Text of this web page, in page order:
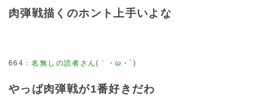
肉弾戦描くのホント上手いよな
664 ：名無しの読者さん(｀・ω・´)
やっぱ肉弾戦が1番好きだわ